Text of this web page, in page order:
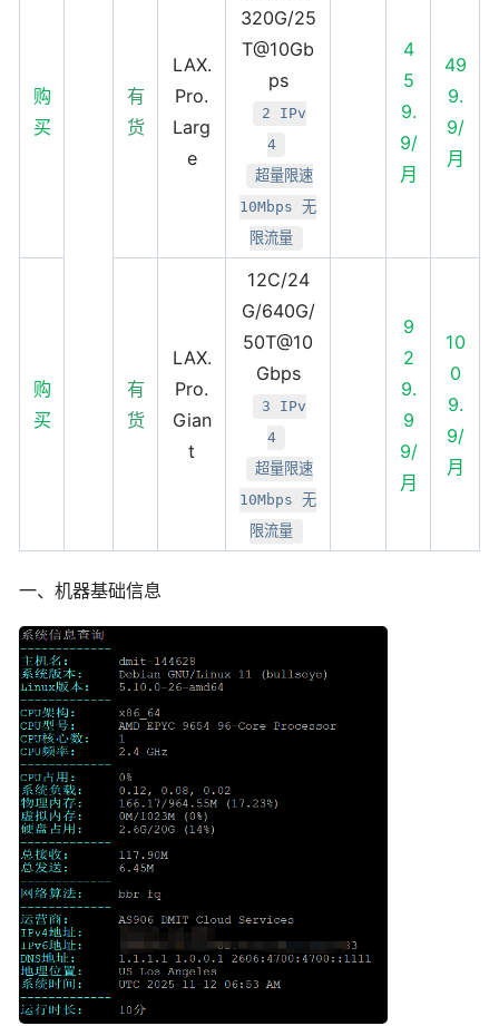
购
买
有
货
LAX.
Pro.
Larg
e
320G/25
T@10Gb
ps
2 IPv
4
超量限速
10Mbps 无
限流量
4
5
9.
9/
月
49
9.
9/
月
购
买
有
货
LAX.
Pro.
Gian
t
12C/24
G/640G/
50T@10
Gbps
3 IPv
4
超量限速
10Mbps 无
限流量
9
2
9.
9
9/
月
10
0
9.
9/
月
一、机器基础信息